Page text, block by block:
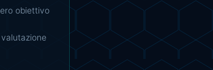
obiettivo